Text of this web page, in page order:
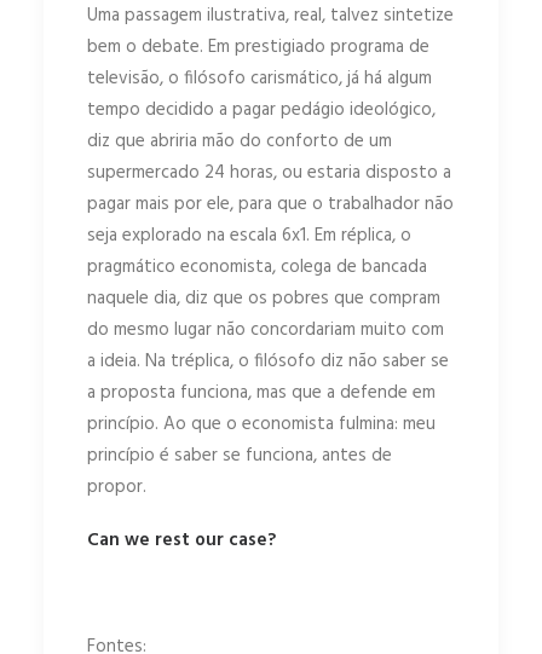
Uma passagem ilustrativa, real, talvez sintetize
bem o debate. Em prestigiado programa de
televisão, o filósofo carismático, já há algum
tempo decidido a pagar pedágio ideológico,
diz que abriria mão do conforto de um
supermercado 24 horas, ou estaria disposto a
pagar mais por ele, para que o trabalhador não
seja explorado na escala 6x1. Em réplica, o
pragmático economista, colega de bancada
naquele dia, diz que os pobres que compram
do mesmo lugar não concordariam muito com
a ideia. Na tréplica, o filósofo diz não saber se
a proposta funciona, mas que a defende em
princípio. Ao que o economista fulmina: meu
princípio é saber se funciona, antes de
propor.
Can we rest our case?
Fontes: